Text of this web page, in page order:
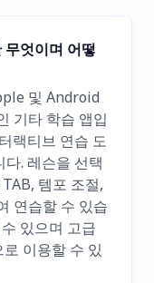
엇이며 어떻
및 Android
기타 학습 앱입
랙티브 연습 도
. 레슨을 선택
템포 조절,
연습할 수 있습
있으며 고급
이용할 수 있